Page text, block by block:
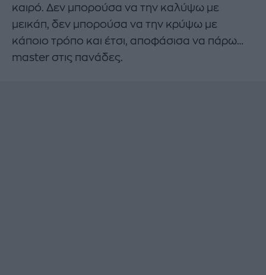
καιρό. Δεν μπορούσα να την καλύψω με
μεικάπ, δεν μπορούσα να την κρύψω με
κάποιο τρόπο και έτσι, αποφάσισα να πάρω…
master στις πανάδες.